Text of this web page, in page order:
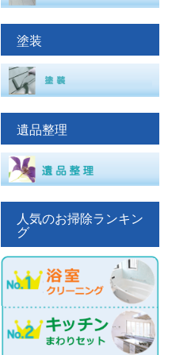
塗装
遺品整理
人気のお掃除ランキン
グ